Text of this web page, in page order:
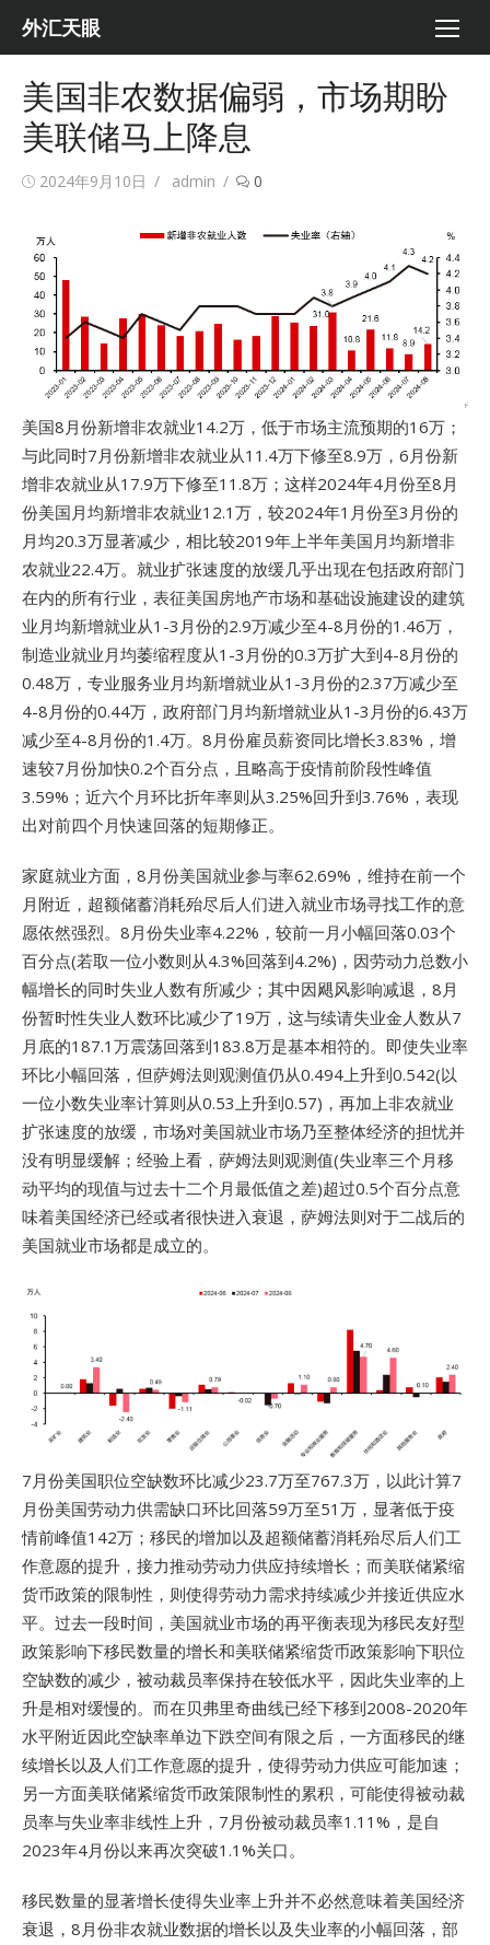
Skip
外汇天眼
美国非农数据偏弱，市场期盼
美联储马上降息
Posted
2024年9月10日 Author
admin 0
美国8月份新增非农就业14.2万，低于市场主流预期的16万；
与此同时7月份新增非农就业从11.4万下修至8.9万，6月份新
增非农就业从17.9万下修至11.8万；这样2024年4月份至8月
份美国月均新增非农就业12.1万，较2024年1月份至3月份的
月均20.3万显著减少，相比较2019年上半年美国月均新增非
农就业22.4万。就业扩张速度的放缓几乎出现在包括政府部门
在内的所有行业，表征美国房地产市场和基础设施建设的建筑
业月均新增就业从1-3月份的2.9万减少至4-8月份的1.46万，
制造业就业月均萎缩程度从1-3月份的0.3万扩大到4-8月份的
0.48万，专业服务业月均新增就业从1-3月份的2.37万减少至
4-8月份的0.44万，政府部门月均新增就业从1-3月份的6.43万
减少至4-8月份的1.4万。8月份雇员薪资同比增长3.83%，增
速较7月份加快0.2个百分点，且略高于疫情前阶段性峰值
3.59%；近六个月环比折年率则从3.25%回升到3.76%，表现
出对前四个月快速回落的短期修正。
家庭就业方面，8月份美国就业参与率62.69%，维持在前一个
月附近，超额储蓄消耗殆尽后人们进入就业市场寻找工作的意
愿依然强烈。8月份失业率4.22%，较前一月小幅回落0.03个
百分点(若取一位小数则从4.3%回落到4.2%)，因劳动力总数小
幅增长的同时失业人数有所减少；其中因飓风影响减退，8月
份暂时性失业人数环比减少了19万，这与续请失业金人数从7
月底的187.1万震荡回落到183.8万是基本相符的。即使失业率
环比小幅回落，但萨姆法则观测值仍从0.494上升到0.542(以
一位小数失业率计算则从0.53上升到0.57)，再加上非农就业
扩张速度的放缓，市场对美国就业市场乃至整体经济的担忧并
没有明显缓解；经验上看，萨姆法则观测值(失业率三个月移
动平均的现值与过去十二个月最低值之差)超过0.5个百分点意
味着美国经济已经或者很快进入衰退，萨姆法则对于二战后的
美国就业市场都是成立的。
7月份美国职位空缺数环比减少23.7万至767.3万，以此计算7
月份美国劳动力供需缺口环比回落59万至51万，显著低于疫
情前峰值142万；移民的增加以及超额储蓄消耗殆尽后人们工
作意愿的提升，接力推动劳动力供应持续增长；而美联储紧缩
货币政策的限制性，则使得劳动力需求持续减少并接近供应水
平。过去一段时间，美国就业市场的再平衡表现为移民友好型
政策影响下移民数量的增长和美联储紧缩货币政策影响下职位
空缺数的减少，被动裁员率保持在较低水平，因此失业率的上
升是相对缓慢的。而在贝弗里奇曲线已经下移到2008-2020年
水平附近因此空缺率单边下跌空间有限之后，一方面移民的继
续增长以及人们工作意愿的提升，使得劳动力供应可能加速；
另一方面美联储紧缩货币政策限制性的累积，可能使得被动裁
员率与失业率非线性上升，7月份被动裁员率1.11%，是自
2023年4月份以来再次突破1.1%关口。
移民数量的显著增长使得失业率上升并不必然意味着美国经济
衰退，8月份非农就业数据的增长以及失业率的小幅回落，部